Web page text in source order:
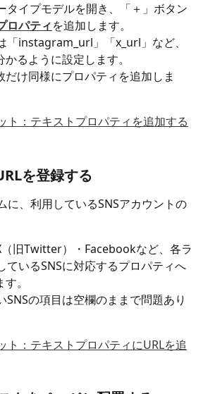
タイプモデルを開き、「＋」ボタン
ロパティを追加します。​
「instagram_url」「x_url」など、
るように設定します。
だけ同様にプロパティを追加しま
を登録する
に、利用しているSNSアカウントの
旧Twitter）・Facebookなど、各ラ
ているSNSに対応するプロパティへ
。
SNSの項目は空欄のままで問題あり